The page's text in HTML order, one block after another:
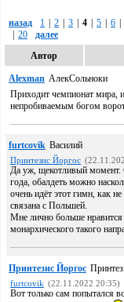
назад 1 2 3 4 5 6
20
далее
Автор
Alexman АлекСольноки
Приходит чемпионат мира,
непробиваемым богом
furtcovik Василий
Принтезис Йоргос
Да уж, щекотливый момент.
года, обалдеть можно
очень идёт этот гимн, как
связана с Польшей.
Мне лично больше
монархического такого
Принтезис Йоргос
furtcovik (22.11.2022 20:35)
Вот только сам попытался